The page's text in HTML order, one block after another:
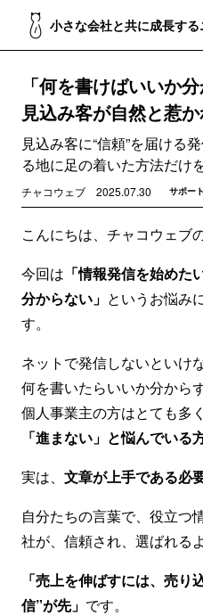
小さな会社と共に成長す
「何を書けばいいか
見込み客が自然と惹
見込み客に“信頼”を届ける
る地に足の着いた方法だけ
チャコウェブ 2025.07.30 サポー
こんにちは、チャコウェブ
今回は 「情報発信を始め
分からない」 というお悩み
す。
ネットで発信しないといけ
何を書いたらいいか分から
個人事業主の方はとても多
「進まない」と悩んでいる
実は、 文章が上手である必
自分たちの言葉で、役立つ
社が、信頼され、選ばれる
「売上を伸ばすには、売
信”が先」 です。